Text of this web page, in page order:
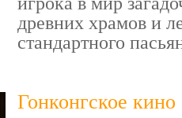
древних храмов и
стандартного
Гонконгское кино